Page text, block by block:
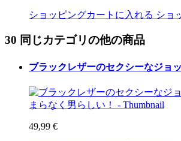
ショッピングカートに入れる ショ
30 同じカテゴリの他の商品
ブラックレザーのセクシーなジョ
49,99 €